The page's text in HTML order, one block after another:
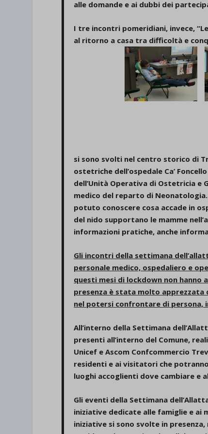
alle domande e ai dubbi dei
I tre incontri pomeridiani, invece, “
al ritorno a casa tra difficoltà e
si sono svolti nel centro storico di
ostetriche dell’ospedale Ca’ Foncello
dell’Unità Operativa di Ostetricia e
medico del reparto di Neonatologia.
potuto conoscere cosa accade in
del nido supportano le mamme
informazioni pratiche, anche
Gli incontri della settimana
personale medico, ospedaliero e
questi mesi di lockdown non
presenza è stata molto
nel potersi confrontare di persona,
All’interno della Settimana
presenti all’interno del Comune,
Unicef e Ascom Confcommercio
residenti e ai visitatori che
luoghi accoglienti dove cambiare e
Gli eventi della Settimana
iniziative dedicate alle famiglie e ai
iniziative si sono svolte in
et-
wpc*